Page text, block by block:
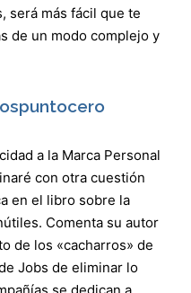
será más fácil que te
de un modo complejo y
a la Marca Personal
con otra cuestión
en el libro sobre la
Comenta su autor
de los «cacharros» de
Jobs de eliminar lo